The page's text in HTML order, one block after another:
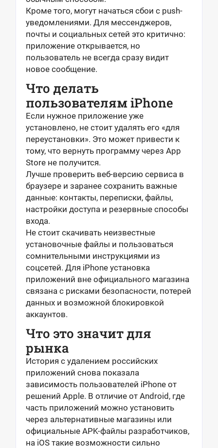
Кроме того, могут начаться сбои с push-
уведомлениями. Для мессенджеров,
почты и социальных сетей это критично:
приложение открывается, но
пользователь не всегда сразу видит
новое сообщение.
Что делать
пользователям iPhone
Если нужное приложение уже
установлено, не стоит удалять его «для
переустановки». Это может привести к
тому, что вернуть программу через App
Store не получится.
Лучше проверить веб-версию сервиса в
браузере и заранее сохранить важные
данные: контакты, переписки, файлы,
настройки доступа и резервные способы
входа.
Не стоит скачивать неизвестные
установочные файлы и пользоваться
сомнительными инструкциями из
соцсетей. Для iPhone установка
приложений вне официального магазина
связана с рисками безопасности, потерей
данных и возможной блокировкой
аккаунтов.
Что это значит для
рынка
История с удалением российских
приложений снова показала
зависимость пользователей iPhone от
решений Apple. В отличие от Android, где
часть приложений можно установить
через альтернативные магазины или
официальные APK-файлы разработчиков,
на iOS такие возможности сильно